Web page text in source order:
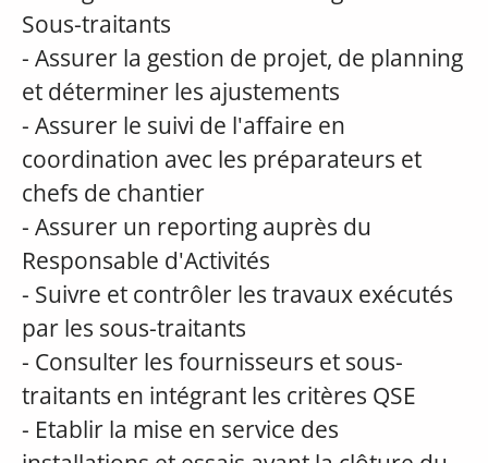
Sous-traitants
- Assurer la gestion de projet, de planning
et déterminer les ajustements
- Assurer le suivi de l'affaire en
coordination avec les préparateurs et
chefs de chantier
- Assurer un reporting auprès du
Responsable d'Activités
- Suivre et contrôler les travaux exécutés
par les sous-traitants
- Consulter les fournisseurs et sous-
traitants en intégrant les critères QSE
- Etablir la mise en service des